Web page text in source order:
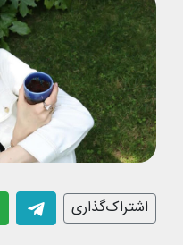
اشتراک‌گذاری